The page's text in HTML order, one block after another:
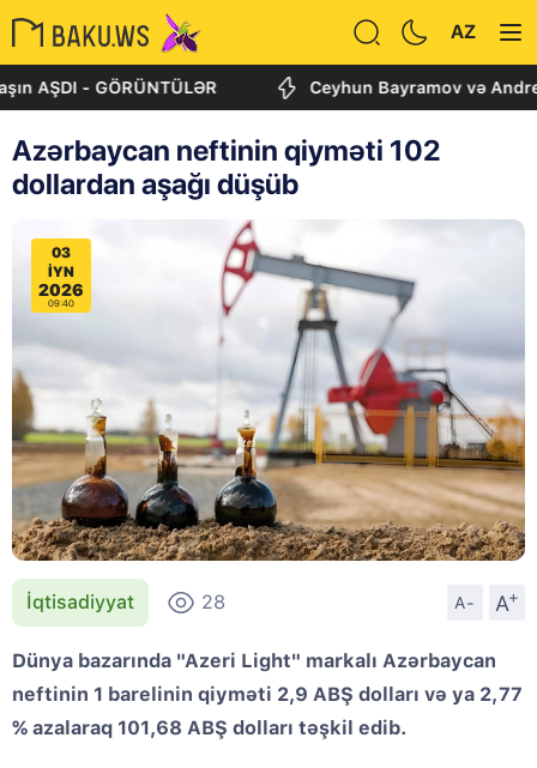
AZ
- GÖRÜNTÜLƏR Ceyhun Bayramov və Andrey
Azərbaycan neftinin qiyməti 102
dollardan aşağı düşüb
03
IYN
2026
09:40
İqtisadiyyat 28 A- A
+
Dünya bazarında "Azeri Light" markalı Azərbaycan
neftinin 1 barelinin qiyməti 2,9 ABŞ dolları və ya 2,77
% azalaraq 101,68 ABŞ dolları təşkil edib.